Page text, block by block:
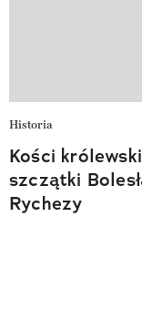
Historia
Kości
szczątki
Rychezy